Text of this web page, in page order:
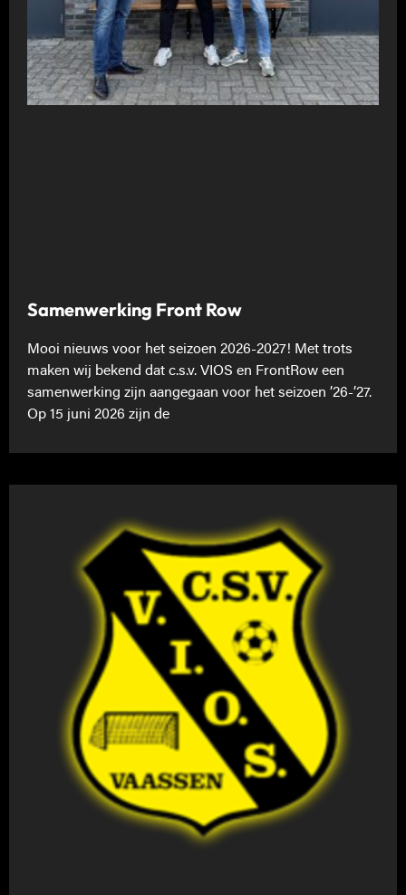
Samenwerking Front Row
Mooi nieuws voor het seizoen 2026-2027! Met trots
maken wij bekend dat c.s.v. VIOS en FrontRow een
samenwerking zijn aangegaan voor het seizoen ’26-’27.
Op 15 juni 2026 zijn de